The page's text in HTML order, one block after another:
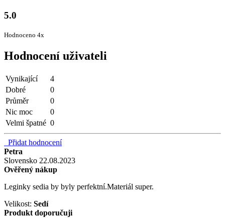
5.0
Hodnoceno 4x
Hodnocení uživateli
Vynikající
4
Dobré
0
Průměr
0
Nic moc
0
Velmi špatné 0
Přidat hodnocení
Petra
Slovensko 22.08.2023
Ověřený nákup
Leginky sedia by byly perfektní.Materiál super.
Velikost: Sedí
Produkt doporučuji